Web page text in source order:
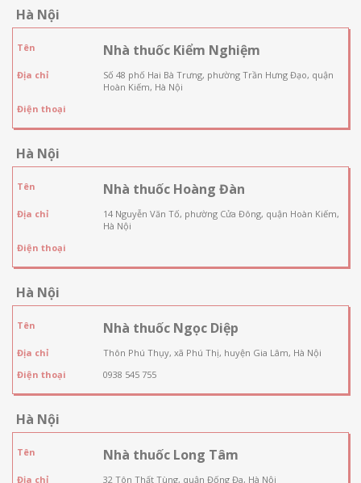
Hà Nội
Tên Nhà thuốc Kiểm Nghiệm
Địa chỉ
Số 48 phố Hai Bà Trưng, phường Trần Hưng Đạo, quận
Hoàn Kiếm, Hà Nội
Điện thoại
Hà Nội
Tên Nhà thuốc Hoàng Đàn
Địa chỉ
14 Nguyễn Văn Tố, phường Cửa Đông, quận Hoàn Kiếm,
Hà Nội
Điện thoại
Hà Nội
Tên Nhà thuốc Ngọc Diệp
Địa chỉ
Thôn Phú Thụy, xã Phú Thị, huyện Gia Lâm, Hà Nội
Điện thoại
0938 545 755
Hà Nội
Tên Nhà thuốc Long Tâm
Địa chỉ
32 Tôn Thất Tùng, quận Đống Đa, Hà Nội